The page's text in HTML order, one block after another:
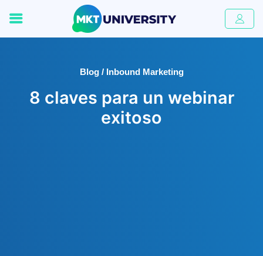
Blog / Inbound Marketing
8 claves para un webinar
exitoso